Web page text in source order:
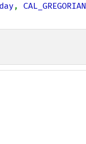
, CAL_GREGORIAN